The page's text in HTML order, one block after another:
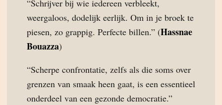
“Schrijver bij wie iedereen verbleekt,
weergaloos, dodelijk eerlijk. Om in je broek te
piesen, zo grappig. Perfecte billen.” (Hassnae
Bouazza)
“Scherpe confrontatie, zelfs als die soms over
grenzen van smaak heen gaat, is een essentieel
onderdeel van een gezonde democratie.”